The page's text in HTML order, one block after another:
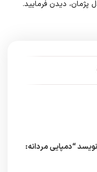
پژمان، دیدن فرمایید.
“دمپایی مردانه: